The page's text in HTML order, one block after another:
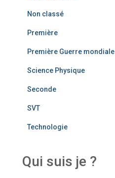
Non classé
Première
Première Guerre mondiale
Science Physique
Seconde
SVT
Technologie
Qui suis je ?